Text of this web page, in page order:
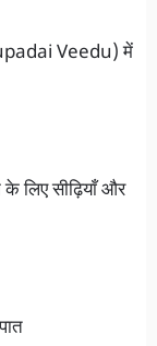
Veedu) में
लिए सीढ़ियाँ और